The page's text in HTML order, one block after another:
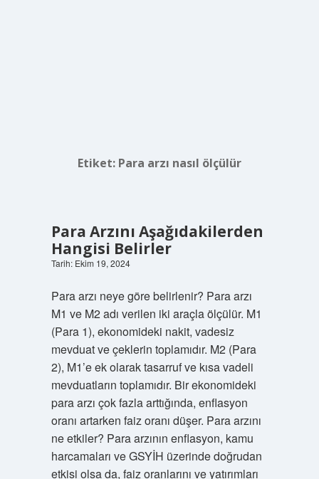
Etiket: Para arzı nasıl ölçülür
Para Arzını Aşağıdakilerden
Hangisi Belirler
Tarih: Ekim 19, 2024
Para arzı neye göre belirlenir? Para arzı
M1 ve M2 adı verilen iki araçla ölçülür. M1
(Para 1), ekonomideki nakit, vadesiz
mevduat ve çeklerin toplamıdır. M2 (Para
2), M1’e ek olarak tasarruf ve kısa vadeli
mevduatların toplamıdır. Bir ekonomideki
para arzı çok fazla arttığında, enflasyon
oranı artarken faiz oranı düşer. Para arzını
ne etkiler? Para arzının enflasyon, kamu
harcamaları ve GSYİH üzerinde doğrudan
etkisi olsa da, faiz oranlarını ve yatırımları